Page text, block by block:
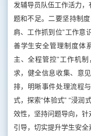
发辅导员队伍工作活力
题和不足。二要坚持制
肩、工作抓到位”工作意
善学生安全管理制度体
主、全程管控”工作机
求，健全信息收集、意
排，明晰事件处理流程
式，探索“体验式” “浸润
效性，坚持问题导向，
引导，切实提升学生安全